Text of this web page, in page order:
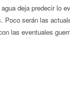
deja predecir lo
Poco serán las
las eventuales